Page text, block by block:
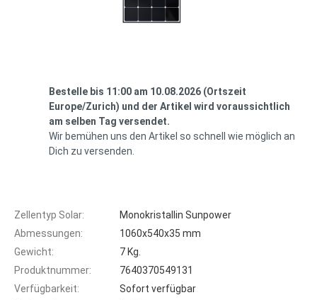
Bestelle bis 11:00 am 10.08.2026 (Ortszeit
Europe/Zurich) und der Artikel wird voraussichtlich
am selben Tag versendet.
Wir bemühen uns den Artikel so schnell wie möglich an
Dich zu versenden.
Zellentyp Solar:
Monokristallin Sunpower
Abmessungen:
1060x540x35 mm
Gewicht:
7 Kg.
Produktnummer:
7640370549131
Verfügbarkeit:
Sofort verfügbar